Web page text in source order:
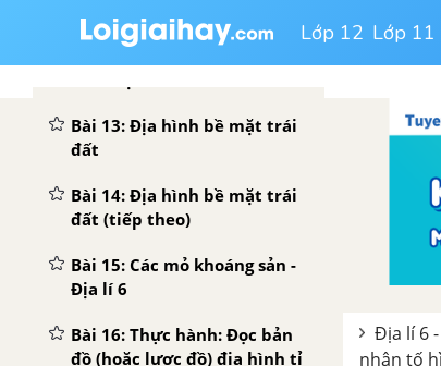
Lớp 12 Lớp 11
và ngoại lực trong việc hình
Bài 13: Địa hình bề mặt trái
đất
Bài 14: Địa hình bề mặt trái
đất (tiếp theo)
Bài 15: Các mỏ khoáng sản -
Địa lí 6
Bài 16: Thực hành: Đọc bản
đồ (hoặc lược đồ) địa hình tỉ
Địa lí 6
nhân tố